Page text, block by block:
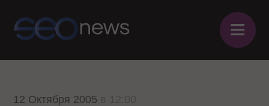
≡
12 Октября 2005